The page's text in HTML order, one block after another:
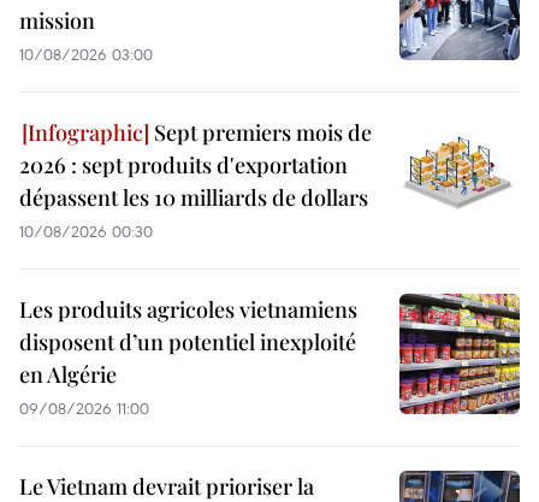
mission
10/08/2026 03:00
Sept premiers mois de
2026 : sept produits d'exportation
dépassent les 10 milliards de dollars
10/08/2026 00:30
Les produits agricoles vietnamiens
disposent d’un potentiel inexploité
en Algérie
09/08/2026 11:00
Le Vietnam devrait prioriser la